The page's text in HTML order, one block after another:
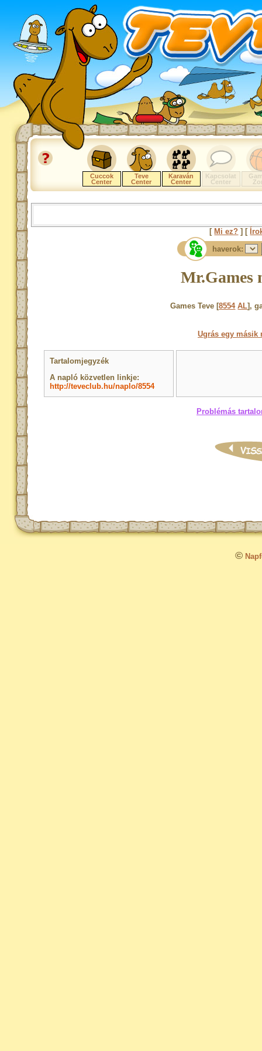
Cuccok
Center
Teve
Center
Karaván
Center
Kapcsolat
Center
[ Mi ez? ] [
haverok:
Mr.Games
Games Teve [8554 AL],
Ugrás egy másik
Tartalomjegyzék
A napló közvetlen linkje:
http://teveclub.hu/naplo/8554
Problémás
©